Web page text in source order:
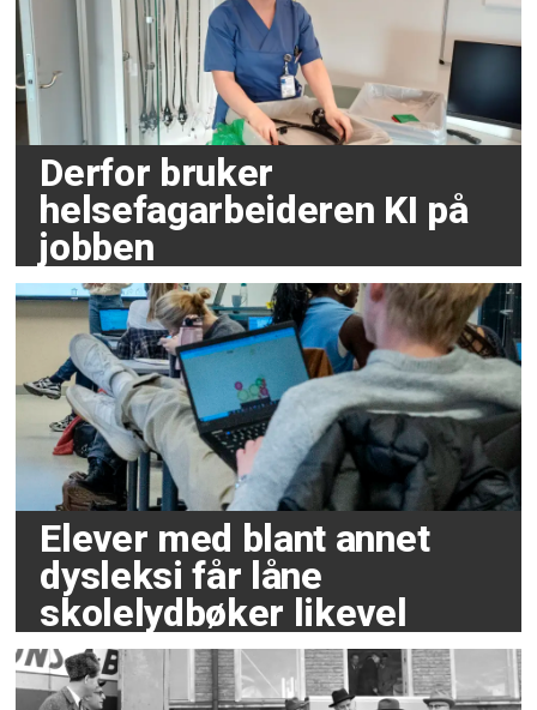
Derfor bruker
helsefagarbeideren KI på
jobben
Elever med blant annet
dysleksi får låne
skolelydbøker likevel